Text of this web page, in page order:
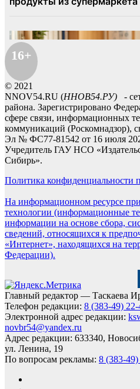
16+
© 2021
NNOV54.RU (ННОВ54.РУ) -
района. Зарегистрировано
сфере связи, информационных
коммуникаций (Роскомнадзор),
Эл № ФС77-81542 от 16 июля
Учредитель ГАУ НСО
Сибирь».
Политика конфиденциальности
На информационном ресурсе
технологии (информационные
информации на основе сбора,
сведений, относящихся к
«Интернет», находящихся на
Федерации).
Главный редактор — Таскаева
Телефон редакции: 8 (383-49) 22-
Электронной адрес редакции:
novbr54@yandex.ru
Адрес редакции: 633340,
ул. Ленина, 19
По вопросам рекламы: 8 (383-49)